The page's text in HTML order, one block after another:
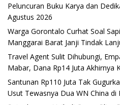
Peluncuran Buku Karya dan
Agustus 2026
Warga Gorontalo Curhat Soal
Manggarai Barat Janji Tindak
Travel Agent Sulit Dihubungi,
Mabar, Dana Rp14 Juta Akhirnya
Santunan Rp110 Juta Tak
Usut Tewasnya Dua WN China di